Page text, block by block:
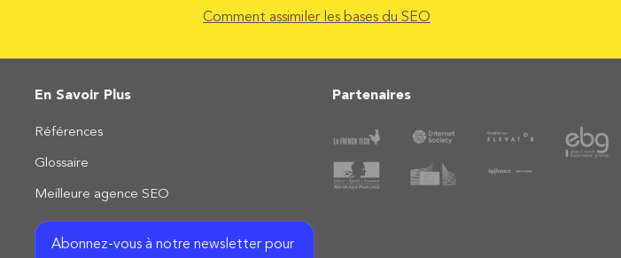
Comment assimiler les bases du SEO
En Savoir Plus
Références
Glossaire
Meilleure agence SEO
Abonnez-vous à notre newsletter pour
Partenaires